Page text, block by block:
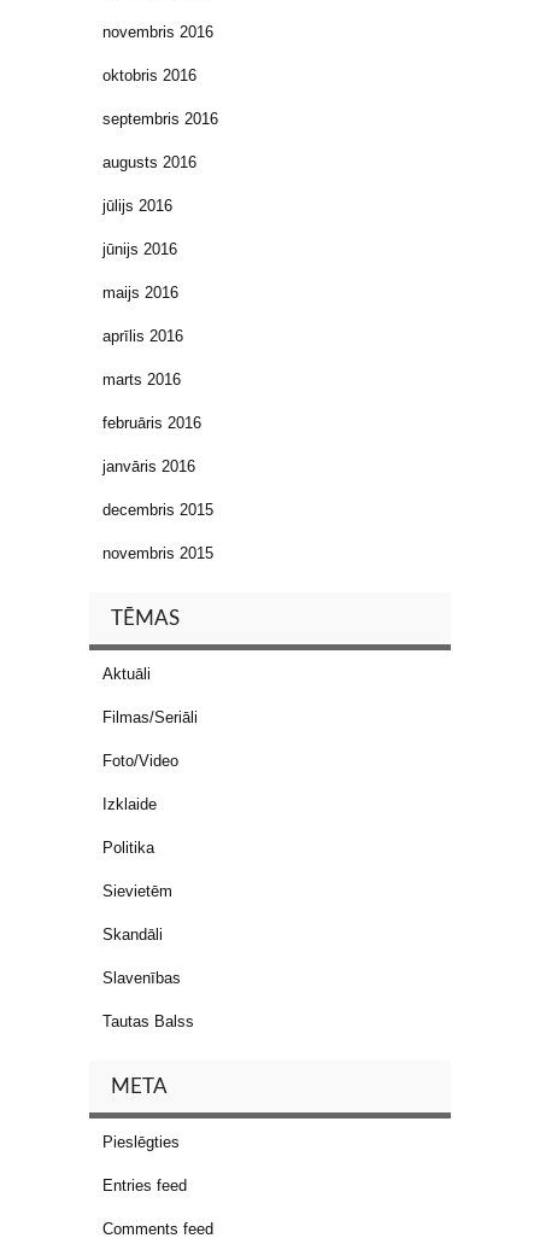
novembris 2016
oktobris 2016
septembris 2016
augusts 2016
jūlijs 2016
jūnijs 2016
maijs 2016
aprīlis 2016
marts 2016
februāris 2016
janvāris 2016
decembris 2015
novembris 2015
TĒMAS
Aktuāli
Filmas/Seriāli
Foto/Video
Izklaide
Politika
Sievietēm
Skandāli
Slavenības
Tautas Balss
META
Pieslēgties
Entries feed
Comments feed